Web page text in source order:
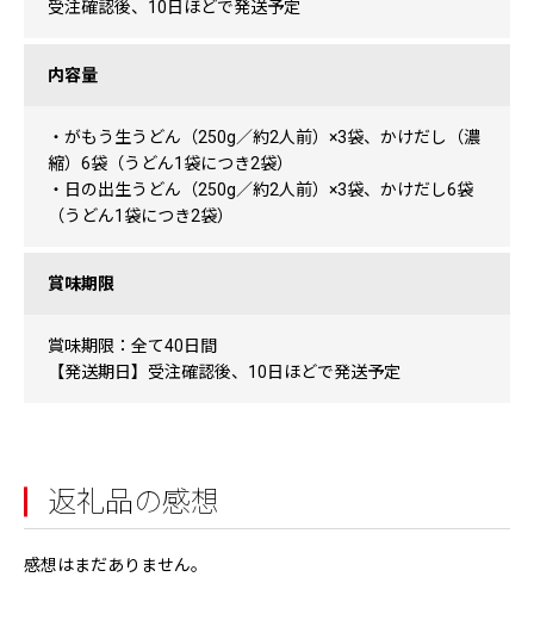
受注確認後、10日ほどで発送予定
内容量
・がもう生うどん（250g／約2人前）×3袋、かけだし（濃
縮）6袋（うどん1袋につき2袋）
・日の出生うどん（250g／約2人前）×3袋、かけだし6袋
（うどん1袋につき2袋）
賞味期限
賞味期限：全て40日間
【発送期日】受注確認後、10日ほどで発送予定
返礼品の感想
感想はまだありません。